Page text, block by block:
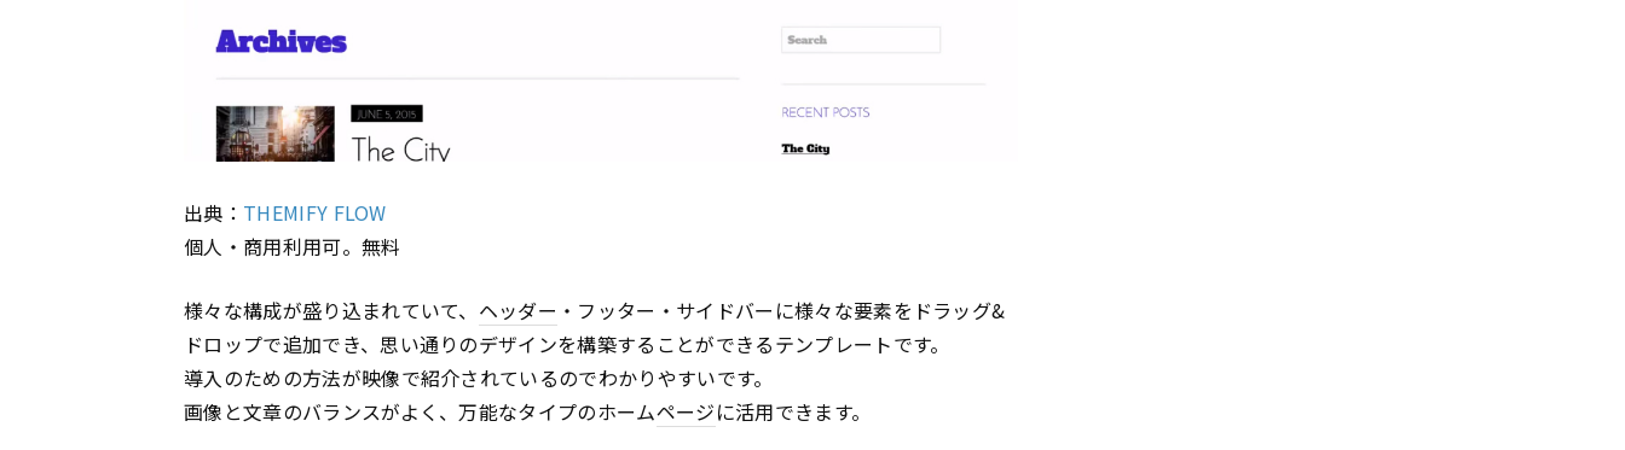
出典： THEMIFY FLOW
個人・商用利用可。無料
様々な構成が盛り込まれていて、 ヘッダー ・フッター・サイドバーに様々な要素をドラッグ&
ドロップで追加でき、思い通りのデザインを構築することができるテンプレートです。
導入のための方法が映像で紹介されているのでわかりやすいです。
画像と文章のバランスがよく、万能なタイプのホームページに活用できます。